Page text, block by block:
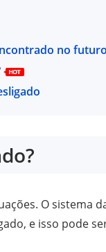
no
O sistema
e isso pode